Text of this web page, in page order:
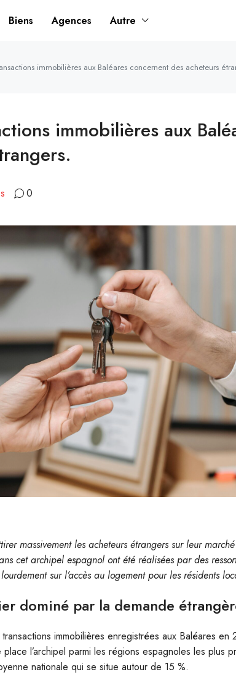
Biens Agences Autre
immobilières aux Baléares concernent des acheteurs
immobilières aux
0
massivement les acheteurs étrangers sur leur
cet archipel espagnol ont été réalisées par des
sur l’accès au logement pour les résidents
dominé par la demande
immobilières enregistrées aux Baléares
l’archipel parmi les régions espagnoles les plus
nationale qui se situe autour de 15 %.